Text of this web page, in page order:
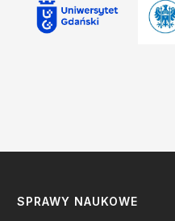
SPRAWY NAUKOWE